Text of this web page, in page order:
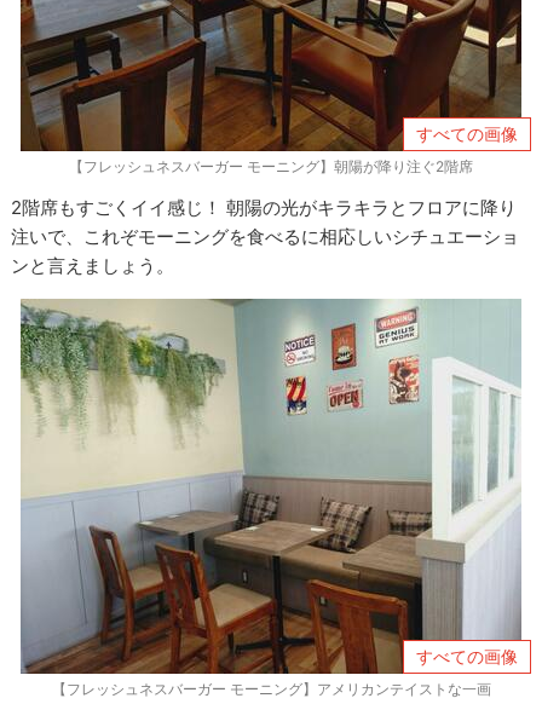
すべての画像
【フレッシュネスバーガー モーニング】朝陽が降り注ぐ2階席
2階席もすごくイイ感じ！ 朝陽の光がキラキラとフロアに降り
注いで、これぞモーニングを食べるに相応しいシチュエーショ
ンと言えましょう。
すべての画像
【フレッシュネスバーガー モーニング】アメリカンテイストな一画